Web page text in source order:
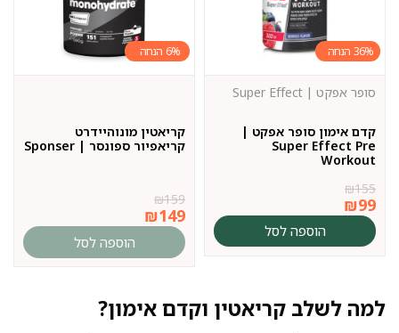
36%
קדם אימון סופר אפקט |
Super Effect Pre
Workout
סופר אפקט | Super Effect
₪155
₪99
הוספה לסל
6%
קריאטין מונוהיידרט
קריאפיור ספונסר | Sponser
₪159
₪149
הוספה לסל
למה לשלב קריאטין וקדם אימון?